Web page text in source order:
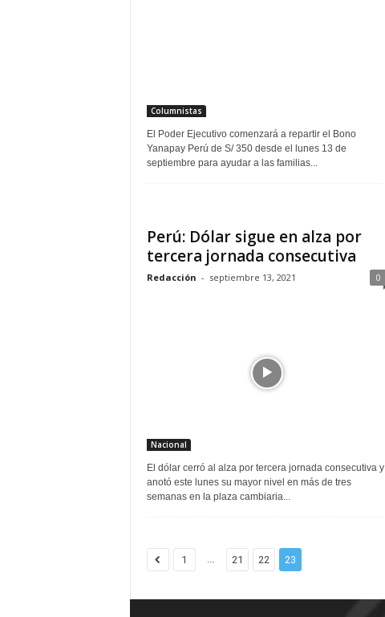
Columnistas
El Poder Ejecutivo comenzará a repartir el Bono
Yanapay Perú de S/ 350 desde el lunes 13 de
septiembre para ayudar a las familias...
Perú: Dólar sigue en alza por
tercera jornada consecutiva
Redacción - septiembre 13, 2021 0
Nacional
El dólar cerró al alza por tercera jornada consecutiva y
anotó este lunes su mayor nivel en más de tres
semanas en la plaza cambiaria...
1 ... 21 22 23